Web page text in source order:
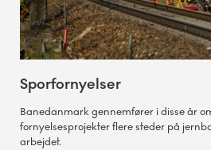
Sporfornyelser
Banedanmark gennemfører i disse år
fornyelsesprojekter flere steder på
arbejdet.